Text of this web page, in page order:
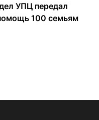
УПЦ передал
100 семьям